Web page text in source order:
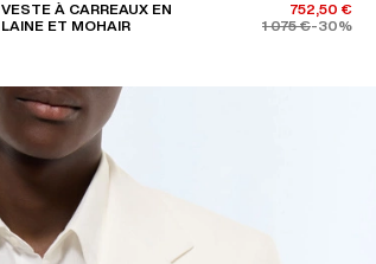
VESTE À CARREAUX EN
LAINE ET MOHAIR
752,50 €
1 075 €-30%